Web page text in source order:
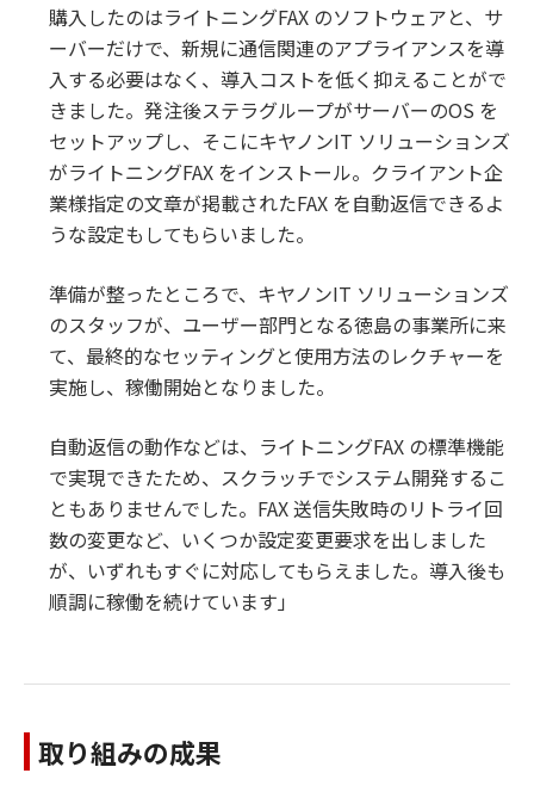
購入したのはライトニングFAX のソフトウェアと、サ
ーバーだけで、新規に通信関連のアプライアンスを導
入する必要はなく、導入コストを低く抑えることがで
きました。発注後ステラグループがサーバーのOS を
セットアップし、そこにキヤノンIT ソリューションズ
がライトニングFAX をインストール。クライアント企
業様指定の文章が掲載されたFAX を自動返信できるよ
うな設定もしてもらいました。
準備が整ったところで、キヤノンIT ソリューションズ
のスタッフが、ユーザー部門となる徳島の事業所に来
て、最終的なセッティングと使用方法のレクチャーを
実施し、稼働開始となりました。
自動返信の動作などは、ライトニングFAX の標準機能
で実現できたため、スクラッチでシステム開発するこ
ともありませんでした。FAX 送信失敗時のリトライ回
数の変更など、いくつか設定変更要求を出しました
が、いずれもすぐに対応してもらえました。導入後も
順調に稼働を続けています」
取り組みの成果